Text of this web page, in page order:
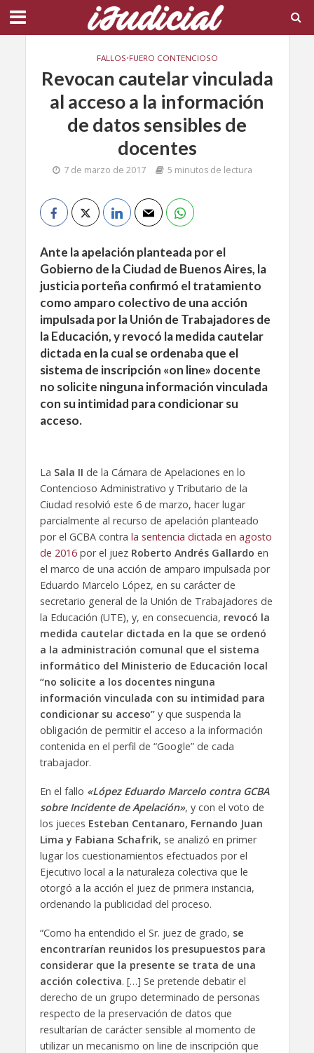
FALLOS•FUERO CONTENCIOSO
Revocan cautelar vinculada
al acceso a la información
de datos sensibles de
docentes
7 de marzo de 2017 5 minutos de lectura
Ante la apelación planteada por el
Gobierno de la Ciudad de Buenos Aires, la
justicia porteña confirmó el tratamiento
como amparo colectivo de una acción
impulsada por la Unión de Trabajadores de
la Educación, y revocó la medida cautelar
dictada en la cual se ordenaba que el
sistema de inscripción «on line» docente
no solicite ninguna información vinculada
con su intimidad para condicionar su
acceso.
La Sala II de la Cámara de Apelaciones en lo
Contencioso Administrativo y Tributario de la
Ciudad resolvió este 6 de marzo, hacer lugar
parcialmente al recurso de apelación planteado
por el GCBA contra la sentencia dictada en agosto
de 2016por el juezRoberto Andrés Gallardo en
el marco de una acción de amparo impulsada por
Eduardo Marcelo López, en su carácter de
secretario general de la Unión de Trabajadores de
la Educación (UTE), y, en consecuencia, revocó la
medida cautelar dictada en la que se ordenó
a la administración comunal que el sistema
informático del Ministerio de Educación local
“no solicite a los docentes ninguna
información vinculada con su intimidad para
condicionar su acceso”y que suspenda la
obligación de permitir el acceso a la información
contenida en el perfil de “Google” de cada
trabajador.
En el fallo «López Eduardo Marcelo contra GCBA
sobre Incidente de Apelación», y con el voto de
los jueces Esteban Centanaro, Fernando Juan
Lima y Fabiana Schafrik, se analizó en primer
lugar los cuestionamientos efectuados por el
Ejecutivo local a la naturaleza colectiva que le
otorgó a la acción el juez de primera instancia,
ordenando la publicidad del proceso.
“Como ha entendido el Sr. juez de grado, se
encontrarían reunidos los presupuestos para
considerar que la presente se trata de una
acción colectiva. […] Se pretende debatir el
derecho de un grupo determinado de personas
respecto de la preservación de datos que
resultarían de carácter sensible al momento de
utilizar un mecanismo on line de inscripción que